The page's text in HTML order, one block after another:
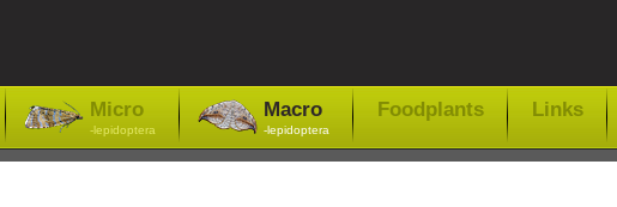
Micro
-lepidoptera
Macro
-lepidoptera
Foodplants Links